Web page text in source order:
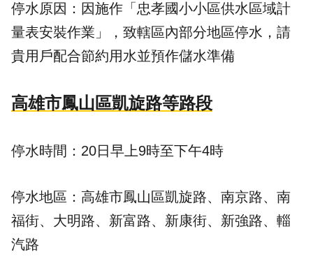
停水原因：因施作「忠孝國小小區供水區域計
量表安裝作業」，致轄區內部分地區停水，請
貴用戶配合節約用水並預作儲水準備
高雄市鳳山區凱旋路等路段
停水時間：20日早上9時至下午4時
停水地區：高雄市鳳山區凱旋路、南京路、南
福街、大明路、新富路、新康街、新強路、輜
汽路